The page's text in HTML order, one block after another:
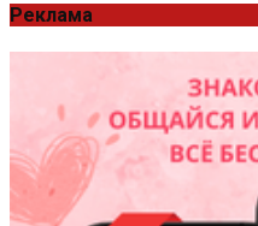
Реклама